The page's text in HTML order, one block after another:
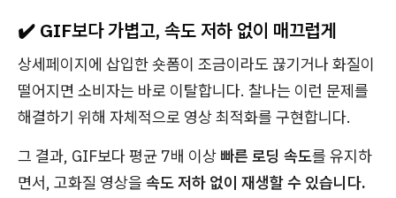
✔️ GIF보다 가볍고, 속도 저하 없이 매끄럽게
상세페이지에 삽입한 숏폼이 조금이라도 끊기거나 화질이
떨어지면 소비자는 바로 이탈합니다. 찰나는 이런 문제를
해결하기 위해 자체적으로 영상 최적화를 구현합니다.
그 결과, GIF보다 평균 7배 이상 빠른 로딩 속도를 유지하
면서, 고화질 영상을 속도 저하 없이 재생할 수 있습니다.